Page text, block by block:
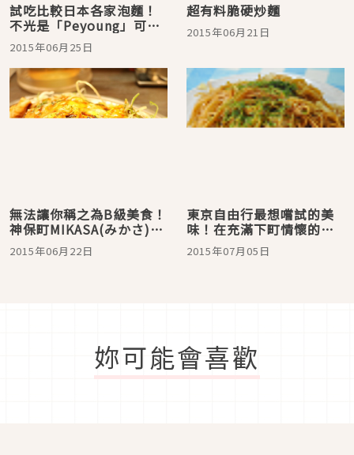
試吃比較日本各家泡麵！
不光是「Peyoung」可
選？在日本必買的炒麵就
這家！
2015年06月25日
超有料脆硬炒麵
2015年06月21日
無法讓你稱之為B級美食！
神保町MIKASA(みかさ)炒
麵的絕品風味！東京自由
行
2015年06月22日
東京自由行最想嚐試的美
味！在充滿下町情懷的合
羽橋體驗最單純的美味日
式炒麵
2015年07月05日
妳可能會喜歡